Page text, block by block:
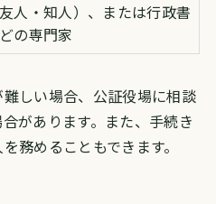
人・知人）、または行政書
の専門家
しい場合、公証役場に相談
があります。また、手続き
務めることもできます。